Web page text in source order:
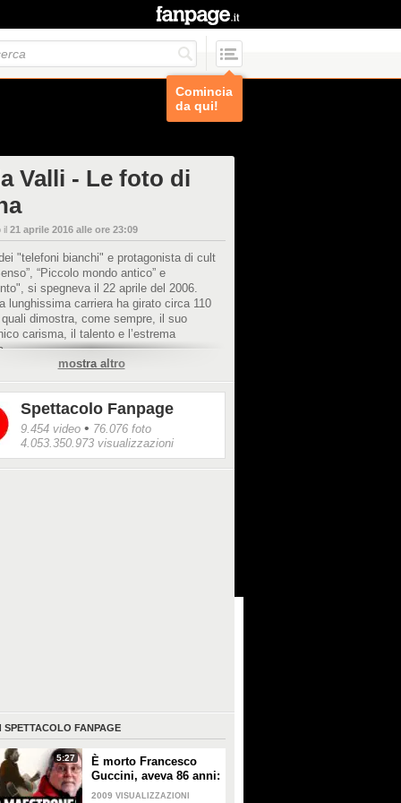
Comincia
da qui!
Valli - Le foto di
il 21 aprile 2016 alle ore 23:09
"telefoni bianchi" e protagonista di cult
“Piccolo mondo antico” e
si spegneva il 22 aprile del 2006.
lunghissima carriera ha girato circa 110
dimostra, come sempre, il suo
carisma, il talento e l’estrema
mostra altro
Spettacolo Fanpage
9.454 video • 76.076 foto
4.053.350.973 visualizzazioni
SPETTACOLO FANPAGE
5:27
È morto Francesco
Guccini, aveva 86 anni:
è stato uno dei
2009 VISUALIZZAZIONI